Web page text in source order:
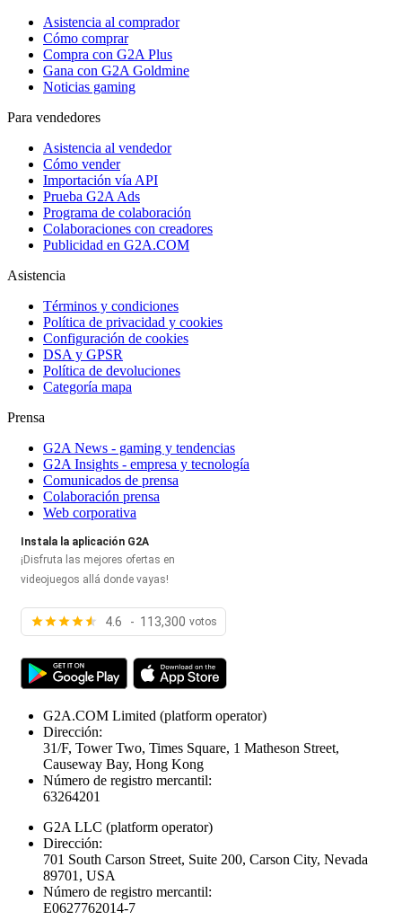
Asistencia al comprador
Cómo comprar
Compra con G2A Plus
Gana con G2A Goldmine
Noticias gaming
Para vendedores
Asistencia al vendedor
Cómo vender
Importación vía API
Prueba G2A Ads
Programa de colaboración
Colaboraciones con creadores
Publicidad en G2A.COM
Asistencia
Términos y condiciones
Política de privacidad y cookies
Configuración de cookies
DSA y GPSR
Política de devoluciones
Categoría mapa
Prensa
G2A News - gaming y tendencias
G2A Insights - empresa y tecnología
Comunicados de prensa
Colaboración prensa
Web corporativa
Instala la aplicación G2A
¡Disfruta las mejores ofertas en
videojuegos allá donde vayas!
4.6 - 113,300 votos
G2A.COM Limited (platform operator)
Dirección:
31/F, Tower Two, Times Square, 1 Matheson Street,
Causeway Bay, Hong Kong
Número de registro mercantil:
63264201
G2A LLC (platform operator)
Dirección:
701 South Carson Street, Suite 200, Carson City, Nevada
89701, USA
Número de registro mercantil:
E0627762014-7